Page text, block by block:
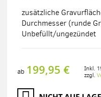
zusätzliche
Durchmesser (runde
Unbefüllt/ungezündet
ab 199,95 € Inkl.
zzgl.